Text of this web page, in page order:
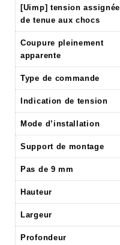
[Uimp] tension assignée
de tenue aux chocs
Coupure pleinement
apparente
Type de commande
Indication de tension
Mode d’installation
Support de montage
Pas de 9 mm
Hauteur
Largeur
Profondeur